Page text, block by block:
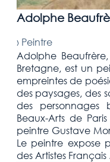
Adolphe
› Peintre
Adolphe
Bretagne, est un
empreintes de
des paysages, des
des personnages
Beaux-Arts de
peintre Gustave
Le peintre expose
des Artistes Français